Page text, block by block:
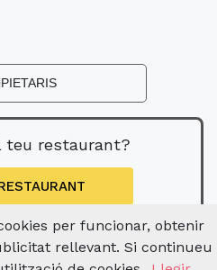
teu restaurant?
per funcionar, obtenir
rellevant. Si continueu